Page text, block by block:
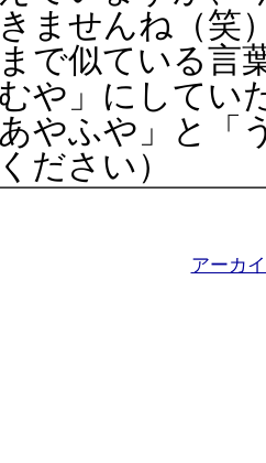
ませんね（笑
で似ている言
むや」にして
やふや」と「
ださい）
アーカ